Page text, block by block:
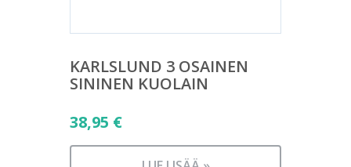
KARLSLUND 3 OSAINEN
SININEN KUOLAIN
38,95 €